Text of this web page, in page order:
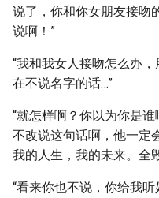
说了，你和你女朋友接吻
说啊！”
“我和我女人接吻怎么办
在不说名字的话…”
“就怎样啊？你以为你是
不改说这句话啊，他一定
我的人生，我的未来。全
“看来你也不说，你给我